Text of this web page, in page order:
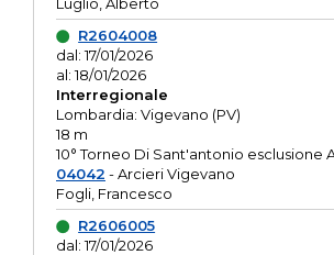
R2604008
dal: 17/01/2026
al: 18/01/2026
Interregionale
Lombardia: Vigevano (PV)
18 m
10° Torneo Di Sant'antonio esclusione
04042 - Arcieri Vigevano
Fogli, Francesco
R2606005
dal: 17/01/2026